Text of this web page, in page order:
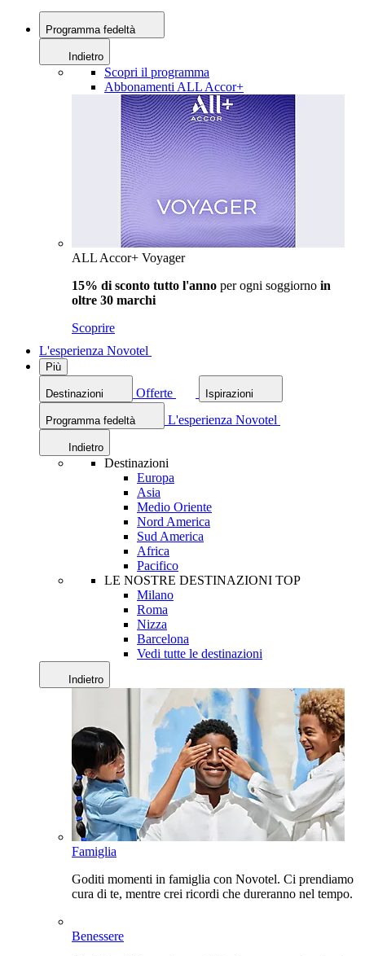
Programma fedeltà
Indietro
Scopri il programma
Abbonamenti ALL Accor+
ALL Accor+ Voyager
15% di sconto tutto l'anno per ogni soggiorno in
oltre 30 marchi
Scoprire
L'esperienza Novotel
Più
Destinazioni Offerte Ispirazioni
Programma fedeltà L'esperienza Novotel
Indietro
Destinazioni
Europa
Asia
Medio Oriente
Nord America
Sud America
Africa
Pacifico
LE NOSTRE DESTINAZIONI TOP
Milano
Roma
Nizza
Barcelona
Vedi tutte le destinazioni
Indietro
Famiglia
Goditi momenti in famiglia con Novotel. Ci prendiamo
cura di te, mentre crei ricordi che dureranno nel tempo.
Benessere